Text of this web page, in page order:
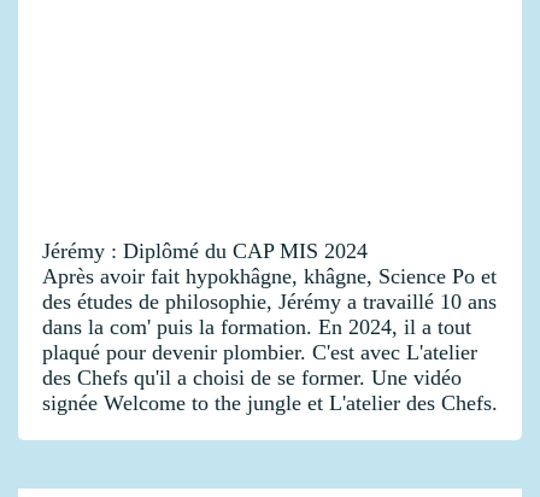
Jérémy : Diplômé du CAP MIS 2024
Après avoir fait hypokhâgne, khâgne, Science Po et
des études de philosophie, Jérémy a travaillé 10 ans
dans la com' puis la formation. En 2024, il a tout
plaqué pour devenir plombier. C'est avec L'atelier
des Chefs qu'il a choisi de se former. Une vidéo
signée Welcome to the jungle et L'atelier des Chefs.